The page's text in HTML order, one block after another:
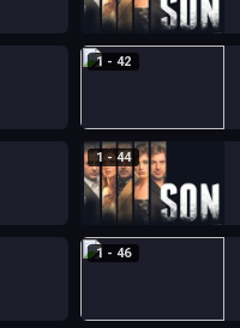
1 - 42
1 - 44
1 - 46